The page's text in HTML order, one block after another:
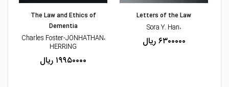
Letters of the Law
،Sora Y. Han
۶۳۰۰۰۰۰ ریال
The Law and Ethics of
Dementia
،Charles Foster-JONHATHAN
HERRING
۱۹۹۵۰۰۰۰ ریال